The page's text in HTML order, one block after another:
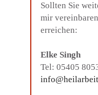
Sollten Sie
mir
erreichen:
Elke Singh
Tel: 05405